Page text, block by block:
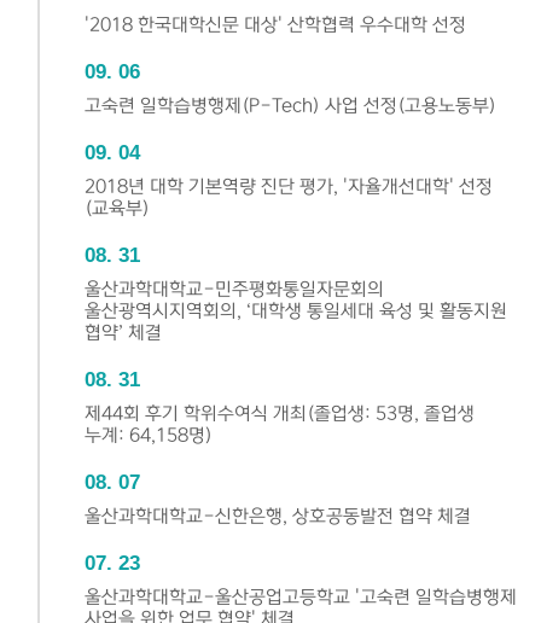
'2018 한국대학신문 대상' 산학협력 우수대학 선정
09 06
고숙련 일학습병행제(P-Tech) 사업 선정(고용노동부)
09 04
2018년 대학 기본역량 진단 평가, '자율개선대학' 선정
(교육부)
08 31
울산과학대학교-민주평화통일자문회의
울산광역시지역회의, ‘대학생 통일세대 육성 및 활동지원
협약’ 체결
08 31
제44회 후기 학위수여식 개최(졸업생: 53명, 졸업생
누계: 64,158명)
08 07
울산과학대학교-신한은행, 상호공동발전 협약 체결
07 23
울산과학대학교-울산공업고등학교 '고숙련 일학습병행제
사업을 위한 업무 협약' 체결